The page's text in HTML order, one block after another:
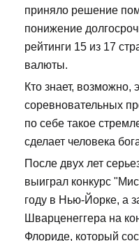
приняло решение
понижение
рейтинги 15 из 17
валюты.
Кто знает, возможно,
соревновательных
по себе такое
сделает человека
После двух лет
выиграл конкурс
году в Нью-Йорке, а
Шварценеггера на
Флориде, который